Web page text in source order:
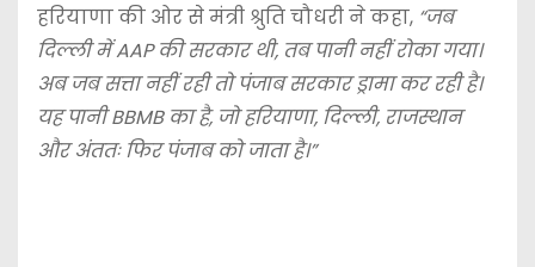
हरियाणा की ओर से मंत्री श्रुति चौधरी ने कहा, “जब
दिल्ली में AAP की सरकार थी, तब पानी नहीं रोका गया।
अब जब सत्ता नहीं रही तो पंजाब सरकार ड्रामा कर रही है।
यह पानी BBMB का है, जो हरियाणा, दिल्ली, राजस्थान
और अंततः फिर पंजाब को जाता है।”